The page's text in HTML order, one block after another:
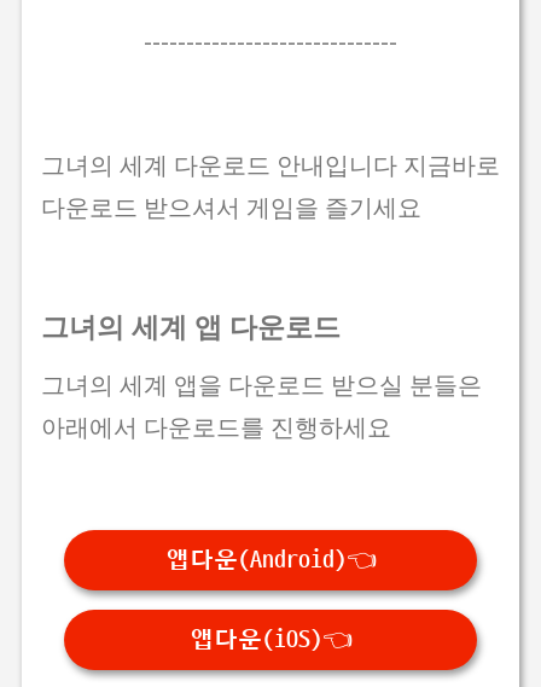
------------------------------
그녀의 세계 다운로드 안내입니다 지금바로
다운로드 받으셔서 게임을 즐기세요
그녀의 세계 앱 다운로드
그녀의 세계 앱을 다운로드 받으실 분들은
아래에서 다운로드를 진행하세요
앱다운(Android)👈
앱다운(iOS)👈